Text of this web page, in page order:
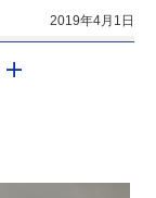
2019年4月1日